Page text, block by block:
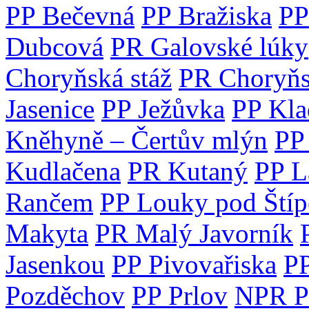
PP Bečevná PP Bražiska
Dubcová PR Galovské lúky
Choryňská stáž PR
Jasenice PP Ježůvka PP
Kněhyně – Čertův mlýn
Kudlačena PR Kutaný PP
Rančem PP Louky pod
Makyta PR Malý Javorník
Jasenkou PP Pivovařiska
Pozděchov PP Prlov NPR